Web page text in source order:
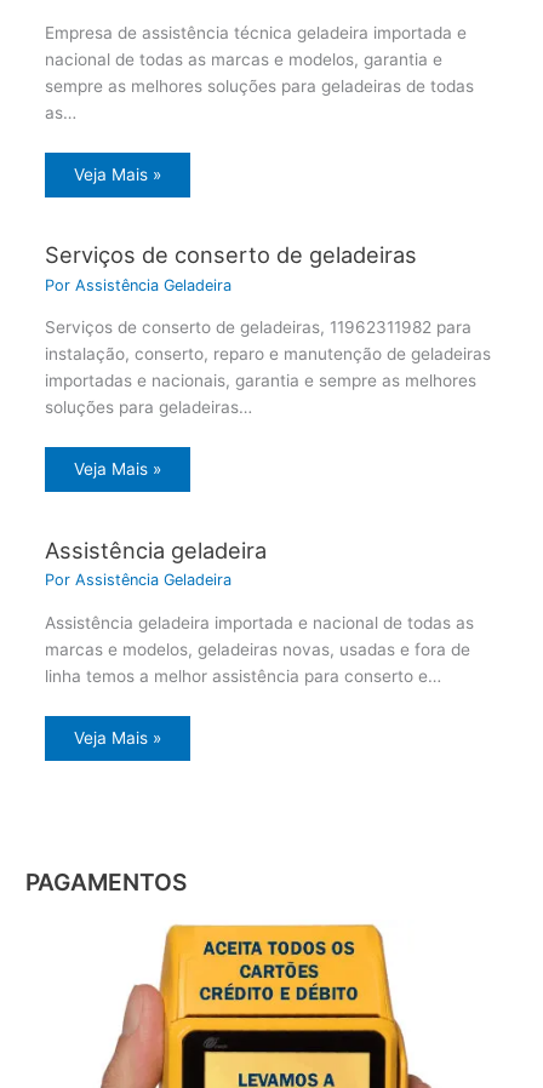
Empresa de assistência técnica geladeira importada e
nacional de todas as marcas e modelos, garantia e
sempre as melhores soluções para geladeiras de todas
as…
Veja Mais »
Serviços de conserto de geladeiras
Por Assistência Geladeira
Serviços de conserto de geladeiras, 11962311982 para
instalação, conserto, reparo e manutenção de geladeiras
importadas e nacionais, garantia e sempre as melhores
soluções para geladeiras…
Veja Mais »
Assistência geladeira
Por Assistência Geladeira
Assistência geladeira importada e nacional de todas as
marcas e modelos, geladeiras novas, usadas e fora de
linha temos a melhor assistência para conserto e…
Veja Mais »
PAGAMENTOS